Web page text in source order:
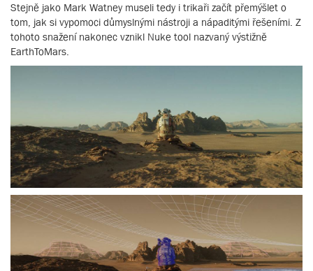
Stejně jako Mark Watney museli tedy i trikaři začít přemýšlet o
tom, jak si vypomoci důmyslnými nástroji a nápaditými řešeními. Z
tohoto snažení nakonec vznikl Nuke tool nazvaný výstižně
EarthToMars.